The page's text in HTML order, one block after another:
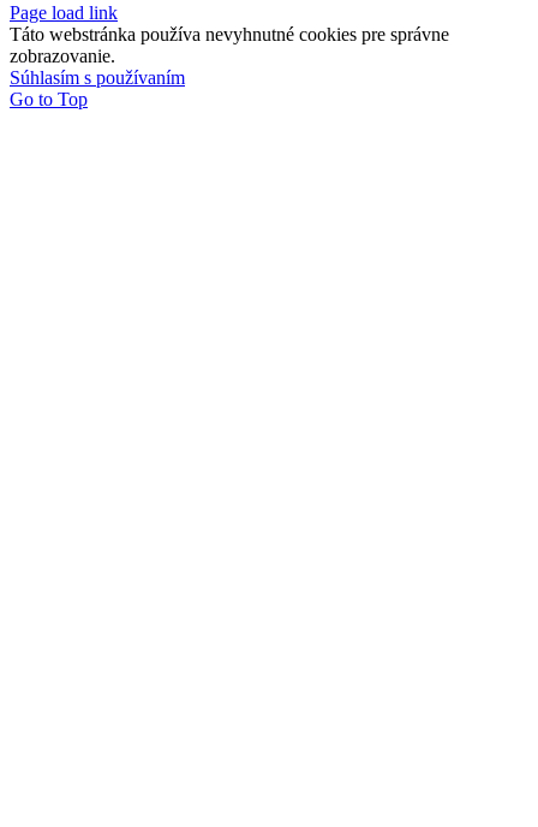
Page load link
Táto webstránka používa nevyhnutné cookies pre správne
zobrazovanie.
Súhlasím s používaním
Go to Top